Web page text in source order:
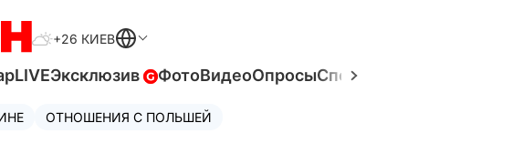
+26 КИЕВ
LIVEЭксклюзив ФотоВидеоОпросыСпецпроекты
ОТНОШЕНИЯ С ПОЛЬШЕЙ